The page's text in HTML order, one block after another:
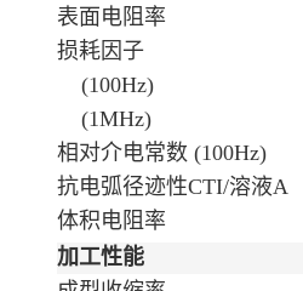
表面电阻率
损耗因子
(100Hz)
(1MHz)
相对介电常数 (100Hz)
抗电弧径迹性CTI/溶液A
体积电阻率
加工性能